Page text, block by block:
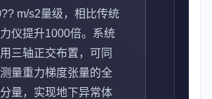
m/s2量级，相比传统
仪提升1000倍。系统
三轴正交布置，可同
量重力梯度张量的全
量，实现地下异常体